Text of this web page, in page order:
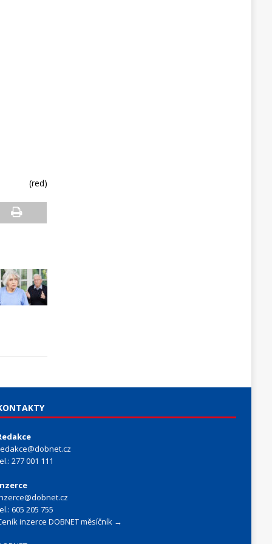
(red)
277 001 111
605 205 755
inzerce DOBNET měsíčník →